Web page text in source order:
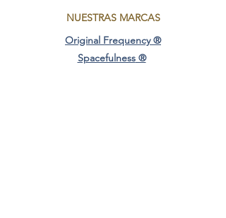
NUESTRAS MARCAS
Original Frequency ®
Spacefulness®